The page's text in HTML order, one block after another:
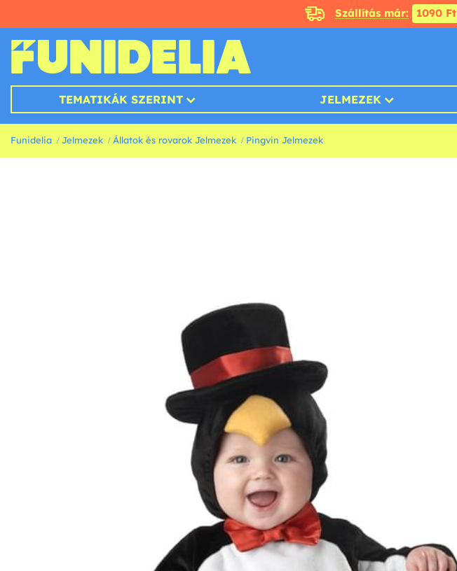
Szállítás már: 1090 Ft
TEMATIKÁK SZERINT JELMEZEK
Funidelia Jelmezek Állatok és rovarok Jelmezek Pingvin Jelmezek